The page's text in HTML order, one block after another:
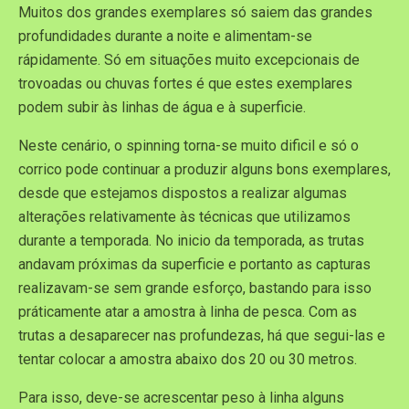
Muitos dos grandes exemplares só saiem das grandes
profundidades durante a noite e alimentam-se
rápidamente. Só em situações muito excepcionais de
trovoadas ou chuvas fortes é que estes exemplares
podem subir às linhas de água e à superficie.
Neste cenário, o spinning torna-se muito dificil e só o
corrico pode continuar a produzir alguns bons exemplares,
desde que estejamos dispostos a realizar algumas
alterações relativamente às técnicas que utilizamos
durante a temporada. No inicio da temporada, as trutas
andavam próximas da superficie e portanto as capturas
realizavam-se sem grande esforço, bastando para isso
práticamente atar a amostra à linha de pesca. Com as
trutas a desaparecer nas profundezas, há que segui-las e
tentar colocar a amostra abaixo dos 20 ou 30 metros.
Para isso, deve-se acrescentar peso à linha alguns